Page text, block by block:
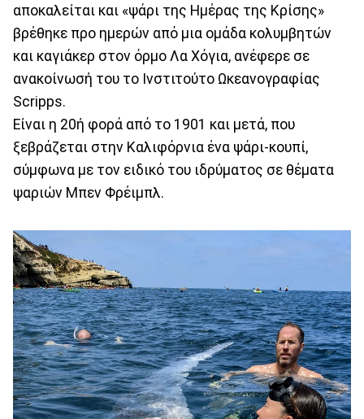
αποκαλείται και «ψάρι της Ημέρας της Κρίσης»
βρέθηκε προ ημερών από μια ομάδα κολυμβητών
και καγιάκερ στον όρμο Λα Χόγια, ανέφερε σε
ανακοίνωσή του το Ινστιτούτο Ωκεανογραφίας
Scripps.
Είναι η 20ή φορά από το 1901 και μετά, που
ξεβράζεται στην Καλιφόρνια ένα ψάρι-κουπί,
σύμφωνα με τον ειδικό του ιδρύματος σε θέματα
ψαριών Μπεν Φρέιμπλ.